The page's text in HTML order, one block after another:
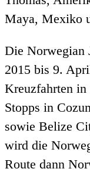
Maya, Mexiko
Die Norwegian
2015 bis 9.
Kreuzfahrten
Stopps in
sowie Belize
wird die
Route dann